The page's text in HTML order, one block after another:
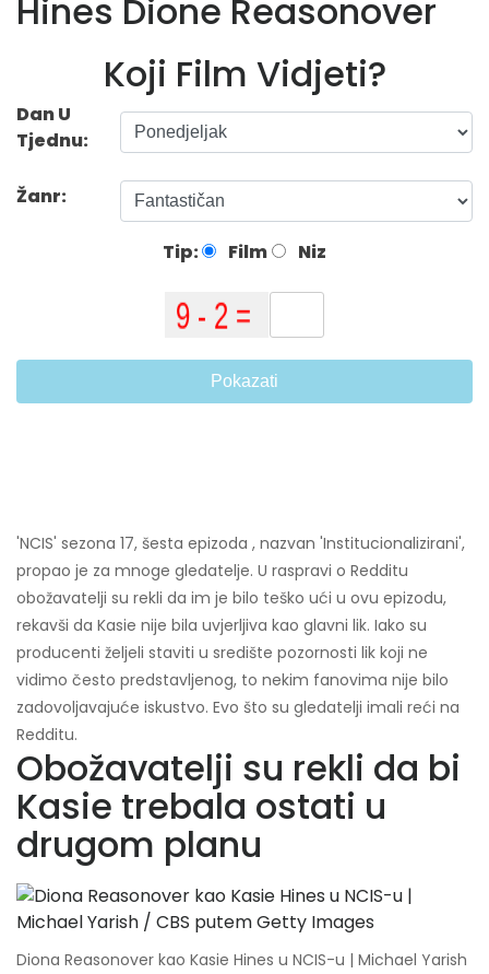
Hines Dione Reasonover
Koji Film Vidjeti?
Dan U
Tjednu:
Žanr:
Tip: Film Niz
Pokazati
'NCIS' sezona 17, šesta epizoda , nazvan 'Institucionalizirani',
propao je za mnoge gledatelje. U raspravi o Redditu
obožavatelji su rekli da im je bilo teško ući u ovu epizodu,
rekavši da Kasie nije bila uvjerljiva kao glavni lik. Iako su
producenti željeli staviti u središte pozornosti lik koji ne
vidimo često predstavljenog, to nekim fanovima nije bilo
zadovoljavajuće iskustvo. Evo što su gledatelji imali reći na
Redditu.
Obožavatelji su rekli da bi
Kasie trebala ostati u
drugom planu
Diona Reasonover kao Kasie Hines u NCIS-u | Michael Yarish